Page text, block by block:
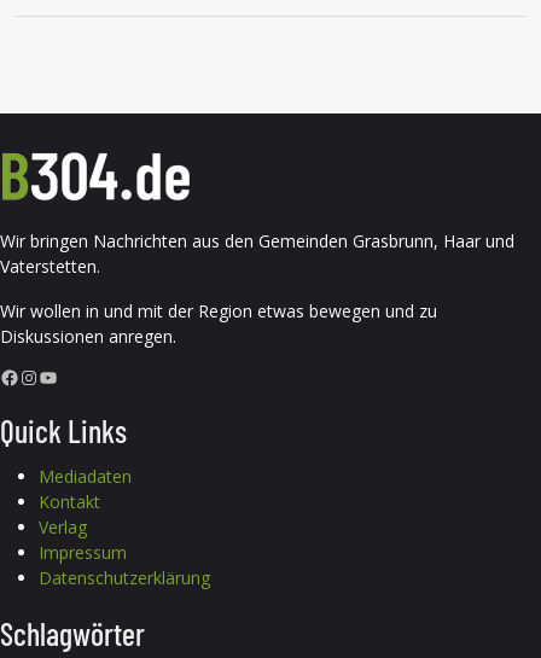
Wir bringen Nachrichten aus den Gemeinden Grasbrunn, Haar und
Vaterstetten.
Wir wollen in und mit der Region etwas bewegen und zu
Diskussionen anregen.
Facebook InstagramYouTube
Quick Links
Mediadaten
Kontakt
Verlag
Impressum
Datenschutzerklärung
Schlagwörter